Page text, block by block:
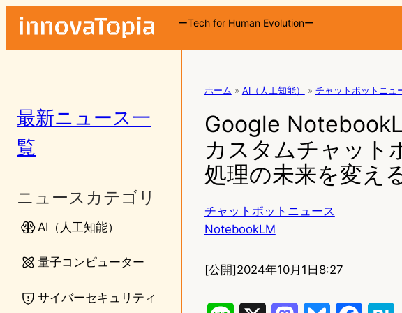
ーTech for Human Evolutionー
最新ニュース一
覧
ニュースカテゴリ
AI（人工知能）
量子コンピューター
サイバーセキュリティ
ホーム » AI（人工知能） » チャットボットニュ
Google
カスタムチャット
処理の未来を変え
チャットボットニュース
NotebookLM
[公開]2024年10月1日8:27